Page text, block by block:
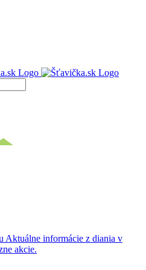
Aktuálne informácie z diania v
akcie.